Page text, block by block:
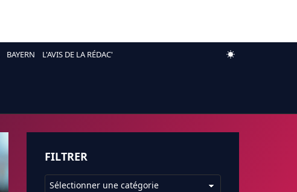
BAYERN L'AVIS DE LA RÉDAC'
FILTRER